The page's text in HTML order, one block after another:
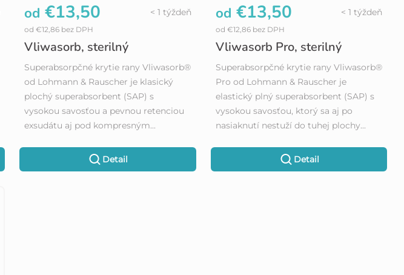
Vliwasorb, sterilný
< 1 týždeň
od €12,86 bez DPH
od €13,50
Detail
Superabsorpčné krytie rany Vliwasorb®
od Lohmann & Rauscher je klasický
plochý superabsorbent (SAP) s
vysokou savosťou a pevnou retenciou
exsudátu aj pod kompresným...
Vliwasorb Pro, sterilný
< 1 týždeň
od €12,86 bez DPH
od €13,50
Detail
Superabsorpčné krytie rany Vliwasorb®
Pro od Lohmann & Rauscher je
elastický plný superabsorbent (SAP) s
vysokou savosťou, ktorý sa aj po
nasiaknutí nestuží do tuhej plochy...